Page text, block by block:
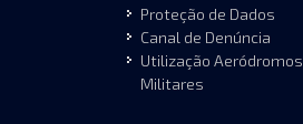
Proteção de Dados
Canal de Denúncia
Utilização Aeródromos
Militares